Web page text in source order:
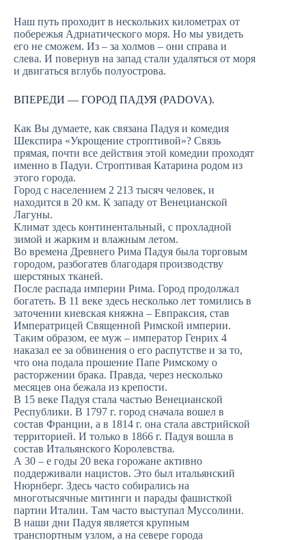
Наш путь проходит в нескольких километрах от
побережья Адриатического моря. Но мы увидеть
его не сможем. Из – за холмов – они справа и
слева. И повернув на запад стали удаляться от моря
и двигаться вглубь полуострова.
ВПЕРЕДИ — ГОРОД ПАДУЯ (PADOVA).
Как Вы думаете, как связана Падуя и комедия
Шекспира «Укрощение строптивой»? Связь
прямая, почти все действия этой комедии проходят
именно в Падуи. Строптивая Катарина родом из
этого города.
Город с населением 2 213 тысяч человек, и
находится в 20 км. К западу от Венецианской
Лагуны.
Климат здесь континентальный, с прохладной
зимой и жарким и влажным летом.
Во времена Древнего Рима Падуя была торговым
городом, разбогатев благодаря производству
шерстяных тканей.
После распада империи Рима. Город продолжал
богатеть. В 11 веке здесь несколько лет томились в
заточении киевская княжна – Евпраксия, став
Императрицей Священной Римской империи.
Таким образом, ее муж – император Генрих 4
наказал ее за обвинения о его распутстве и за то,
что она подала прошение Папе Римскому о
расторжении брака. Правда, через несколько
месяцев она бежала из крепости.
В 15 веке Падуя стала частью Венецианской
Республики. В 1797 г. город сначала вошел в
состав Франции, а в 1814 г. она стала австрийской
территорией. И только в 1866 г. Падуя вошла в
состав Итальянского Королевства.
А 30 – е годы 20 века горожане активно
поддерживали нацистов. Это был итальянский
Нюрнберг. Здесь часто собирались на
многотысячные митинги и парады фашисткой
партии Италии. Там часто выступал Муссолини.
В наши дни Падуя является крупным
транспортным узлом, а на севере города